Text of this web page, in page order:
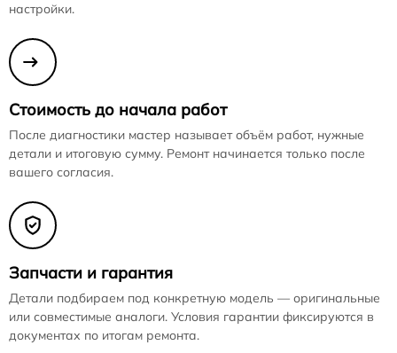
настройки.
Стоимость до начала работ
После диагностики мастер называет объём работ, нужные
детали и итоговую сумму. Ремонт начинается только после
вашего согласия.
Запчасти и гарантия
Детали подбираем под конкретную модель — оригинальные
или совместимые аналоги. Условия гарантии фиксируются в
документах по итогам ремонта.